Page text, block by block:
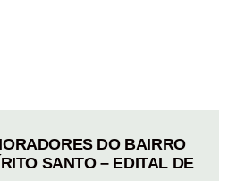
DO BAIRRO
SANTO – EDITAL DE